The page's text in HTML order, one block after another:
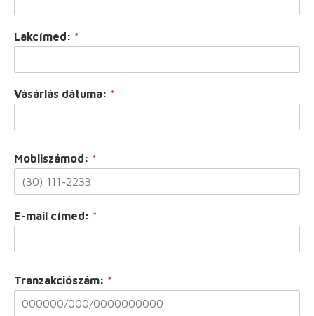
Lakcímed: *
Vásárlás dátuma: *
Mobilszámod: *
E-mail címed: *
Tranzakciószám: *